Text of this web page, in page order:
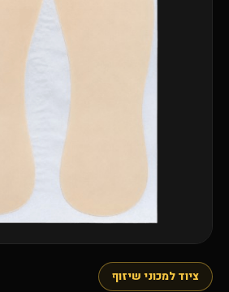
ציוד למכוני שיזוף